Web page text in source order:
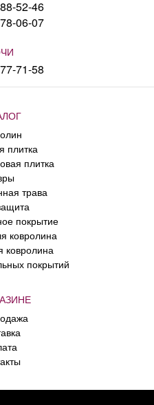
52-46
06-07
71-58
плитка
плитка
трава
покрытие
ковролина
ковролина
покрытий